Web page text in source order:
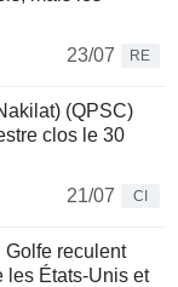
23/07
RE
(QPSC)
clos le 30
21/07
CI
Golfe reculent
les États-Unis et